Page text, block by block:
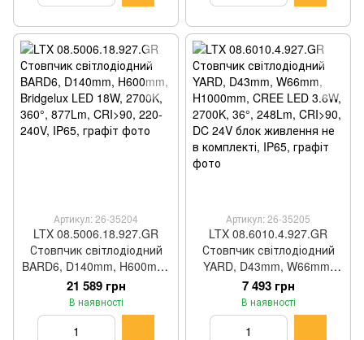
Артикул: 26-35204
LTX 08.5006.18.927.GR
Стовпчик світлодіодний
BARD6, D140mm, H600mm,
Bridgelux LED 18W, 2700K,
360°, 877Lm, CRI>90, 220-
240V, IP65, графіт
21 589 грн
В наявності
Артикул: 26-35205
LTX 08.6010.4.927.GR
Стовпчик світлодіодний
YARD, D43mm, W66mm,
H1000mm, CREE LED 3.6W,
2700K, 36°, 248Lm, CRI>90,
DC 24V блок живлення не
в комплекті, IP65, графіт
7 493 грн
В наявності